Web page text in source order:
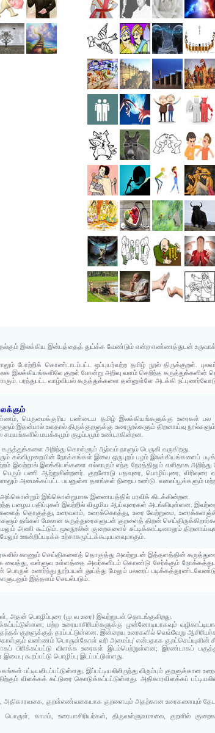
இலக்கிய இன்பத்தைத் துய்க்க வேண்டும் என்ற எண்ணத்துடன்
போற்றிக் கொண்டாடப்பட்ட ஒப்புயர்வற்ற தமிழ் நூல் திருக்குறள்.
இலக்கியங்களிலே குறள் போன்று அறிவு வளம் செறிந்த கருத்துக்களின்
பரந்துபட்ட வாழ்வியல் கருத்துக்களை தன்னுள்ளே அடக்கி
பெருமைக்குரிய பண்டைய தமிழ் இலக்கியங்களுக்கு உரைகள் பல
இதன்பால் உளதால் திருக்குறளுக்கு உரைநூல்களும் திறனாய்வு
சமயங்களில் மயக்கமும் குழப்பமும் உண்டாகின்றன.
அறிந்து கொள்ளும் ஆர்வம் நாளும் பெருகி வருகிறது.
கல்விமுறையின் நோக்கங்கள் இவை ஒருபுறம் பழம் இலக்கியங்களைப்
இவற்றால் இலக்கியங்களை எல்லாரும் எந்த நேரத்திலும் எளிதாக
பெரும் பணி ஆற்றுகின்றனர். குறளோடு பதவுரை, பொழிப்புரை,
அமைக்கப்பட்ட பயனுள்ள தளங்கள் நிறைய உண்டு. வலைப்பூக்களும்
அங்கொன்றும் இங்கொன்றுமாக இணையத்தில் பரவிக் கிடக்கின்றன.
பழைய பதிப்புகள் இவற்றில் விழுமிய ஆய்வுரைகள் அடங்கியுள்ளன.
தொகுத்து, உரைவளம், உரைக்கொத்து, உரை வேற்றுமை,
தங்கள் மேலான கருத்துரைகளுடன் குறளைத் திறன்
அணி கூட்டும். மூலநூலின் குறைகளைச் சுட்டிக்காட்டினாலும்
ஊன்றிப்படிக்க உற்சாகமூட்டக்கூடியனவுமாகும்.
காணும் செய்திகளைத் தொகுத்து அவற்றுடன் இத்தளத்தின்
வள்ளுவ உள்ளத்தை அவர்களிடம் கொண்டு சேர்க்கும் நோக்கத்துடன்
பொருள் உணர்ந்து நூற்பயன் துய்த்து மேலும் பலரைப்
இத்தளம் செயல்படும்.
பொழிப்புரை (மு வ உரை) இவற்றுடன் தொடங்குகிறது.
மற்ற உரையாசிரியர்களுக்கு முன்னோடியாகவும்
குறளுக்குத் தரப்பட்டுள்ளன. இன்றைய உரைகளில் வெவ்வேறு
கொள்ளும் வண்ணம் 'பொருள்கோள் வரி அமைப்பு' என்பதாக குறட்செய்யுளின்
பிரிக்கப்பட்டு விளக்க உரைகள் இடம்பெற்றுள்ளன; இரண்டாகப்
கூறப்பட்டு பொழிப்பு இடப்பட்டுள்ளது.
பட்டியலிடப்பட்டுள்ளது. இப்பட்டியலிலிருந்து விரும்பும் குறளுக்கான
விளக்கக் கட்டுரை கொடுக்கப்பட்டுள்ளது. அதிகாரவிளக்கப்
குறள்எண்வகையாக குறளையும் அதற்கான உரைகளையும் தேட
பொருள், காமம், உரையாசிரியர்கள், திருவள்ளுவமாலை, குறளில்